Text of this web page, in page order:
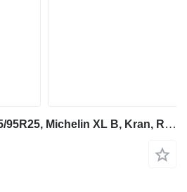
Michelin 16.00R25, 445/95R25, Michelin XL B, Kran, Reifen, Autokran